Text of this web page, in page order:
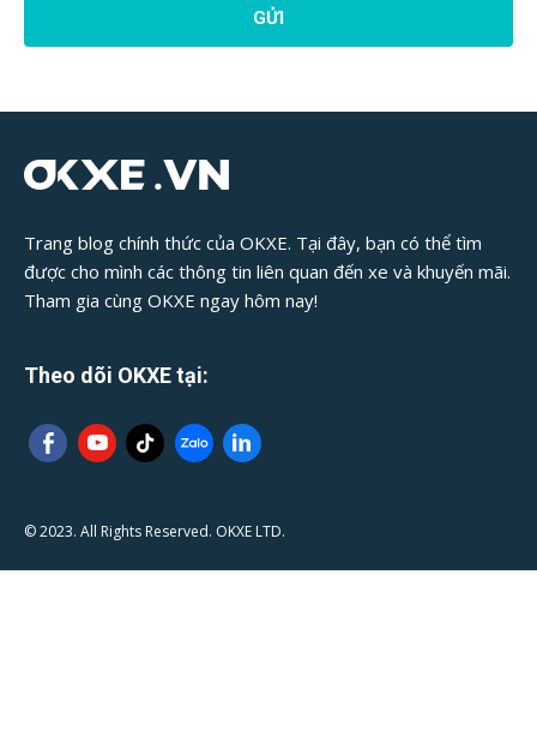
Viết:
Trang blog chính thức của OKXE. Tại đây, bạn có thể tìm
được cho mình các thông tin liên quan đến xe và khuyến mãi.
Tham gia cùng OKXE ngay hôm nay!
Theo dõi OKXE tại:
© 2023. All Rights Reserved. OKXE LTD.